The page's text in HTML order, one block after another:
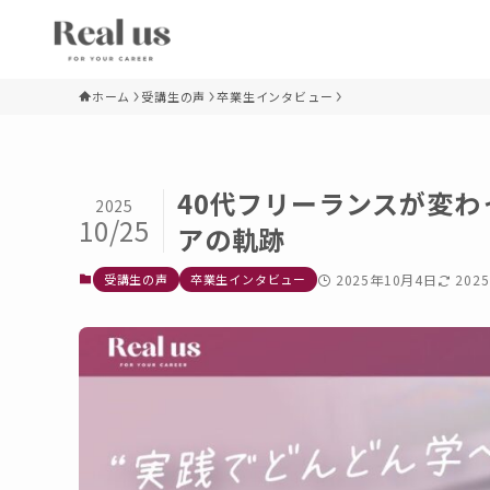
ホーム 受講生の声 卒業生インタビュー
40代フリーランスが変
アの軌跡
2025
10/25
受講生の声 卒業生インタビュー 2025年10月4日